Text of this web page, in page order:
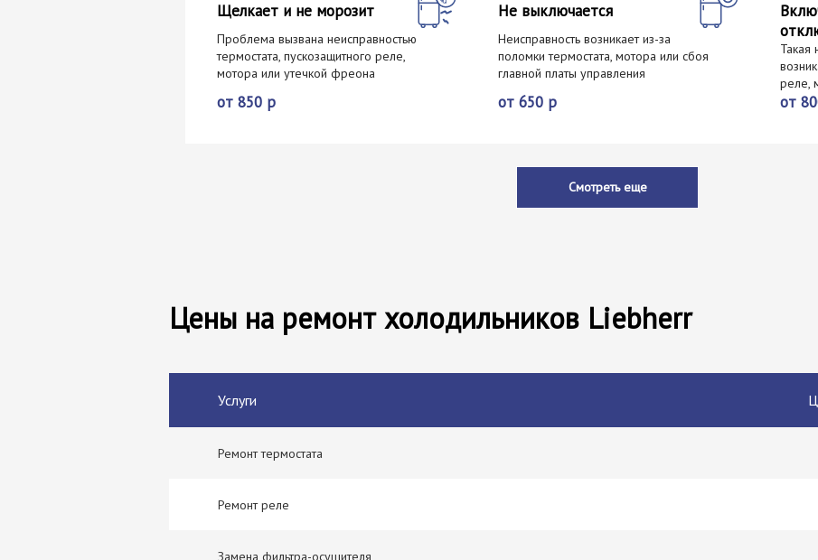
Щелкает и не морозит
Проблема вызвана неисправностью
термостата, пускозащитного реле,
мотора или утечкой фреона
от 850 р
Не выключается
Неисправность возникает из-за
поломки термостата, мотора или сбоя
главной платы управления
от 650 р
Такая
реле,
от
Смотреть еще
Цены на ремонт холодильников Liebherr
Услуги
Ремонт термостата
Ремонт реле
Замена фильтра-осушителя